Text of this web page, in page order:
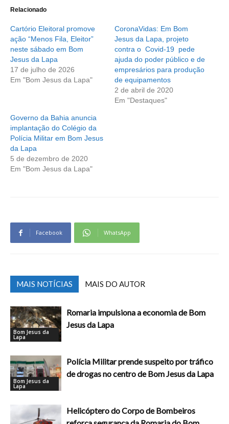
Relacionado
Cartório Eleitoral promove
ação “Menos Fila, Eleitor”
neste sábado em Bom
Jesus da Lapa
17 de julho de 2026
Em "Bom Jesus da Lapa"
CoronaVidas: Em Bom
Jesus da Lapa, projeto
contra o Covid-19 pede
ajuda do poder público e de
empresários para produção
de equipamentos
2 de abril de 2020
Em "Destaques"
Governo da Bahia anuncia
implantação do Colégio da
Polícia Militar em Bom Jesus
da Lapa
5 de dezembro de 2020
Em "Bom Jesus da Lapa"
Facebook WhatsApp
MAIS NOTÍCIAS MAIS DO AUTOR
Bom Jesus da
Lapa
Romaria impulsiona a economia de Bom
Jesus da Lapa
Bom Jesus da
Lapa
Polícia Militar prende suspeito por tráfico
de drogas no centro de Bom Jesus da Lapa
Helicóptero do Corpo de Bombeiros